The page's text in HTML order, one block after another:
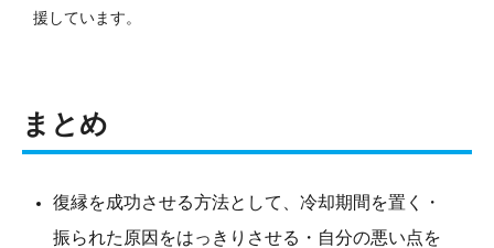
援しています。
まとめ
復縁を成功させる方法として、冷却期間を置く・
振られた原因をはっきりさせる・自分の悪い点を